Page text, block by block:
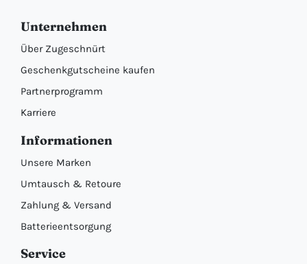
Unternehmen
Über Zugeschnürt
Geschenkgutscheine kaufen
Partnerprogramm
Karriere
Informationen
Unsere Marken
Umtausch & Retoure
Zahlung & Versand
Batterieentsorgung
Service